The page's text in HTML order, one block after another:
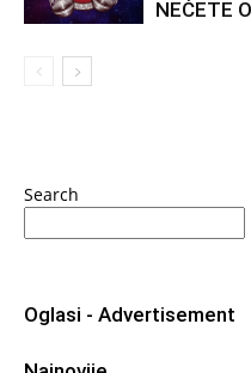
NEĆETE
Search
Oglasi - Advertisement